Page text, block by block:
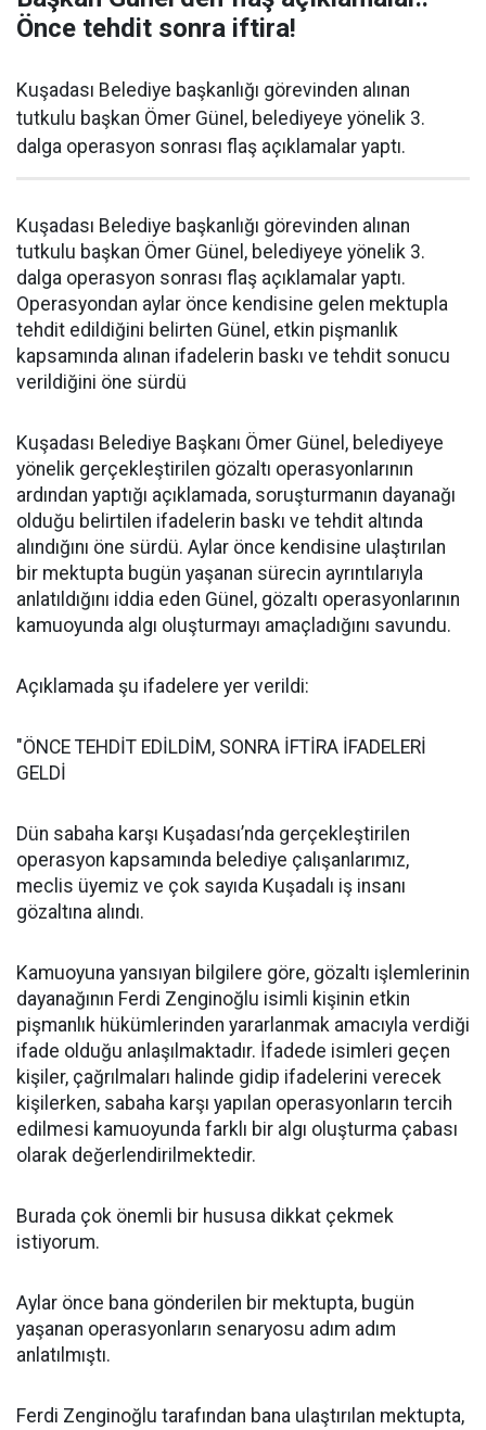
Önce tehdit sonra iftira!
Kuşadası Belediye başkanlığı görevinden alınan
tutkulu başkan Ömer Günel, belediyeye yönelik 3.
dalga operasyon sonrası flaş açıklamalar yaptı.
Kuşadası Belediye başkanlığı görevinden alınan
tutkulu başkan Ömer Günel, belediyeye yönelik 3.
dalga operasyon sonrası flaş açıklamalar yaptı.
Operasyondan aylar önce kendisine gelen mektupla
tehdit edildiğini belirten Günel, etkin pişmanlık
kapsamında alınan ifadelerin baskı ve tehdit sonucu
verildiğini öne sürdü
Kuşadası Belediye Başkanı Ömer Günel, belediyeye
yönelik gerçekleştirilen gözaltı operasyonlarının
ardından yaptığı açıklamada, soruşturmanın dayanağı
olduğu belirtilen ifadelerin baskı ve tehdit altında
alındığını öne sürdü. Aylar önce kendisine ulaştırılan
bir mektupta bugün yaşanan sürecin ayrıntılarıyla
anlatıldığını iddia eden Günel, gözaltı operasyonlarının
kamuoyunda algı oluşturmayı amaçladığını savundu.
Açıklamada şu ifadelere yer verildi:
"ÖNCE TEHDİT EDİLDİM, SONRA İFTİRA İFADELERİ
GELDİ
Dün sabaha karşı Kuşadası’nda gerçekleştirilen
operasyon kapsamında belediye çalışanlarımız,
meclis üyemiz ve çok sayıda Kuşadalı iş insanı
gözaltına alındı.
Kamuoyuna yansıyan bilgilere göre, gözaltı işlemlerinin
dayanağının Ferdi Zenginoğlu isimli kişinin etkin
pişmanlık hükümlerinden yararlanmak amacıyla verdiği
ifade olduğu anlaşılmaktadır. İfadede isimleri geçen
kişiler, çağrılmaları halinde gidip ifadelerini verecek
kişilerken, sabaha karşı yapılan operasyonların tercih
edilmesi kamuoyunda farklı bir algı oluşturma çabası
olarak değerlendirilmektedir.
Burada çok önemli bir hususa dikkat çekmek
istiyorum.
Aylar önce bana gönderilen bir mektupta, bugün
yaşanan operasyonların senaryosu adım adım
anlatılmıştı.
Ferdi Zenginoğlu tarafından bana ulaştırılan mektupta,